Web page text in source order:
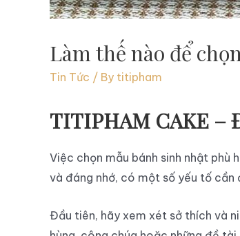
Làm thế nào để
Tin Tức / By titipham
TITIPHAM CAKE –
Việc chọn mẫu bánh sinh nhật
và đáng nhớ, có một số yếu tố
Đầu tiên, hãy xem xét sở thích và